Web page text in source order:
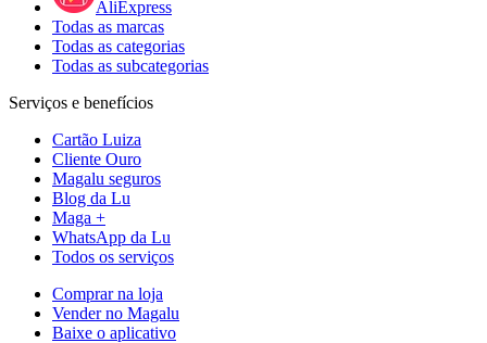
AliExpress
Todas as marcas
Todas as categorias
Todas as subcategorias
Serviços e benefícios
Cartão Luiza
Cliente Ouro
Magalu seguros
Blog da Lu
Maga +
WhatsApp da Lu
Todos os serviços
Comprar na loja
Vender no Magalu
Baixe o aplicativo